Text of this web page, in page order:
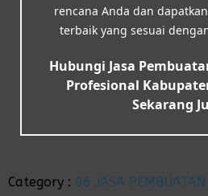
rencana Anda dan
terbaik yang sesuai
Hubungi Jasa
Profesional
Sekarang
Category : 06 JASA